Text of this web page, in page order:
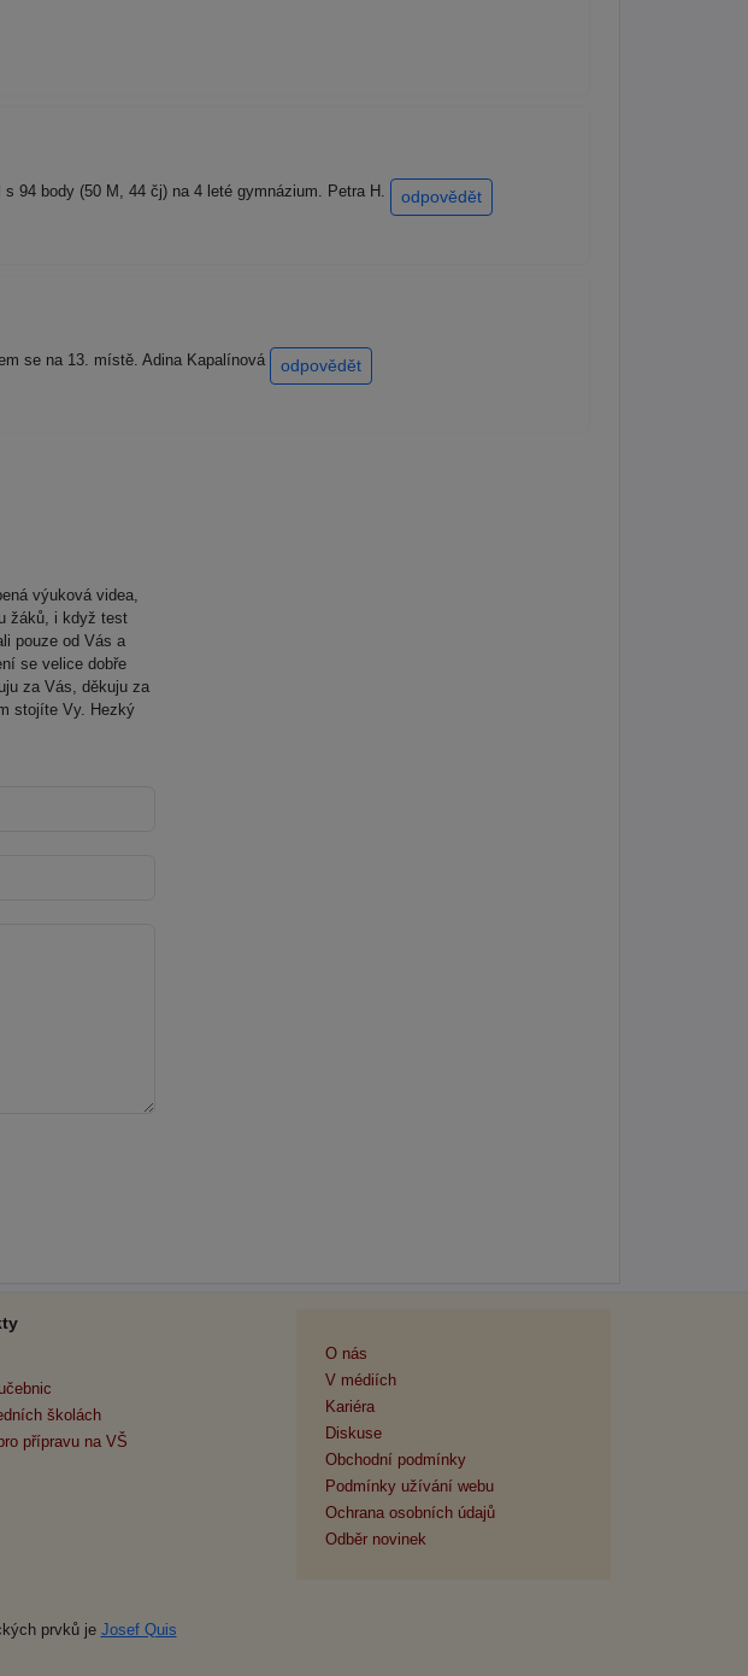
94 body (50 M, 44 čj) na 4 leté gymnázium. Petra H. odpovědět
se na 13. místě. Adina Kapalínová odpovědět
výuková videa,
žáků, i když test
pouze od Vás a
se velice dobře
za Vás, děkuju za
stojíte Vy. Hezký
školách
přípravu na VŠ
O nás
V médiích
Kariéra
Diskuse
Obchodní podmínky
Podmínky užívání webu
Ochrana osobních údajů
Odběr novinek
prvků je Josef Quis